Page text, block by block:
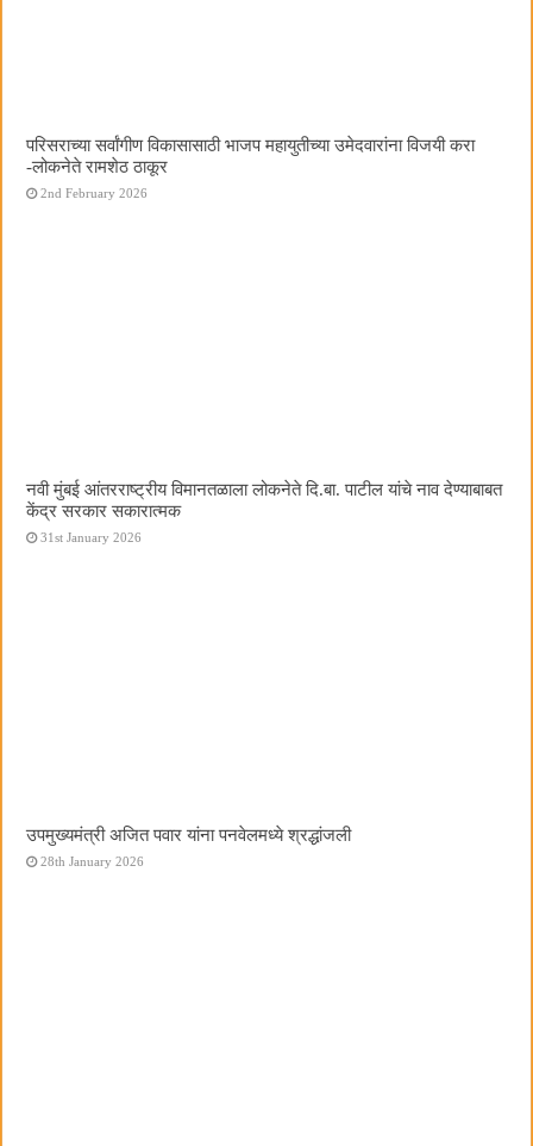
परिसराच्या सर्वांगीण विकासासाठी भाजप महायुतीच्या उमेदवारांना विजयी करा
-लोकनेते रामशेठ ठाकूर
2nd February 2026
नवी मुंबई आंतरराष्ट्रीय विमानतळाला लोकनेते दि.बा. पाटील यांचे नाव देण्याबाबत
केंद्र सरकार सकारात्मक
31st January 2026
उपमुख्यमंत्री अजित पवार यांना पनवेलमध्ये श्रद्धांजली
28th January 2026